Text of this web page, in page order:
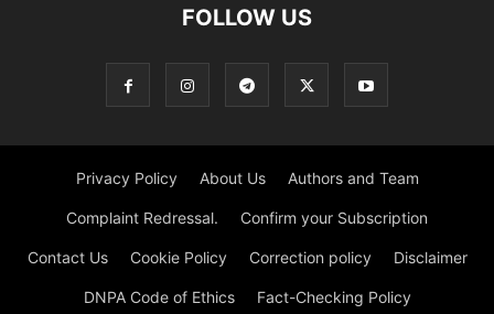
FOLLOW US
Privacy Policy About Us Authors and Team
Complaint Redressal. Confirm your Subscription
Contact Us Cookie Policy Correction policy Disclaimer
DNPA Code of Ethics Fact-Checking Policy